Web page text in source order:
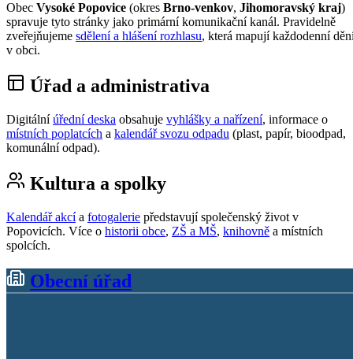
Obec Vysoké Popovice (okres Brno-venkov, Jihomoravský kraj)
spravuje tyto stránky jako primární komunikační kanál. Pravidelně
zveřejňujeme sdělení a hlášení rozhlasu, která mapují každodenní
v obci.
Úřad a administrativa
Digitálníúřední deska obsahuje vyhlášky a nařízení, informace o
místních poplatcích a kalendář svozu odpadu (plast, papír, bioodpad,
komunální odpad).
Kultura a spolky
Kalendář akcía fotogalerie představují společenský život v
Popovicích. Více o historii obce, ZŠ a MŠ, knihovně a místních
spolcích.
Obecní úřad